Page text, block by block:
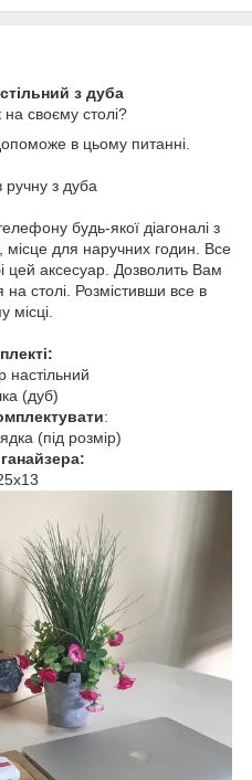
з дуба
своєму столі?
в цьому питанні.
з дуба
будь-якої діагоналі з
місце для наручних годин. Все
цей аксесуар. Дозволить Вам
столі. Розмістивши все в
місці.
настільний
(дуб)
:
(під розмір)